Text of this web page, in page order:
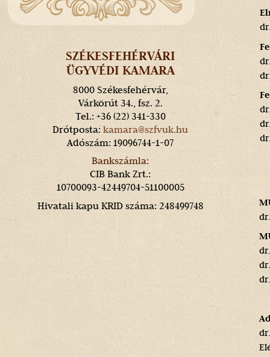
SZÉKESFEHÉRVÁRI
ÜGYVÉDI KAMARA
8000 Székesfehérvár,
Várkörút 34., fsz. 2.
Tel.: +36 (22) 341-330
Drótposta:kamara@szfvuk.hu
Adószám: 19096744-1-07
Bankszámla:
CIB Bank Zrt.:
10700093-42449704-51100005
Hivatali kapu KRID száma: 248499748